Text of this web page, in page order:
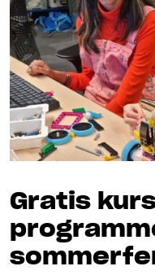
Bærekraftig VilVite
Partnere
Eiere og styret
Kontakt oss
Gratis